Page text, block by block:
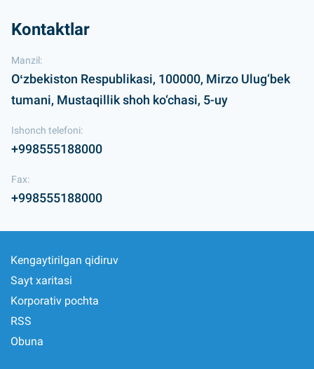
Kontaktlar
Manzil:
Oʻzbekiston Respublikasi, 100000, Mirzo Ulug‘bek
tumani, Mustaqillik shoh ko‘chasi, 5-uy
Ishonch telefoni:
+998555188000
Fax:
+998555188000
Kengaytirilgan qidiruv
Sayt xaritasi
Korporativ pochta
RSS
Obuna